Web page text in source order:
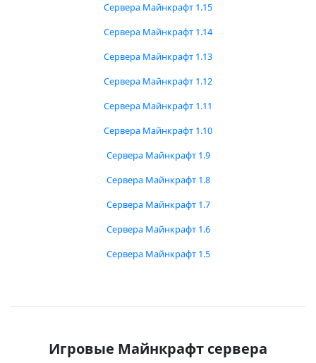
Сервера Майнкрафт 1.15
Сервера Майнкрафт 1.14
Сервера Майнкрафт 1.13
Сервера Майнкрафт 1.12
Сервера Майнкрафт 1.11
Сервера Майнкрафт 1.10
Сервера Майнкрафт 1.9
Сервера Майнкрафт 1.8
Сервера Майнкрафт 1.7
Сервера Майнкрафт 1.6
Сервера Майнкрафт 1.5
Игровые Майнкрафт сервера